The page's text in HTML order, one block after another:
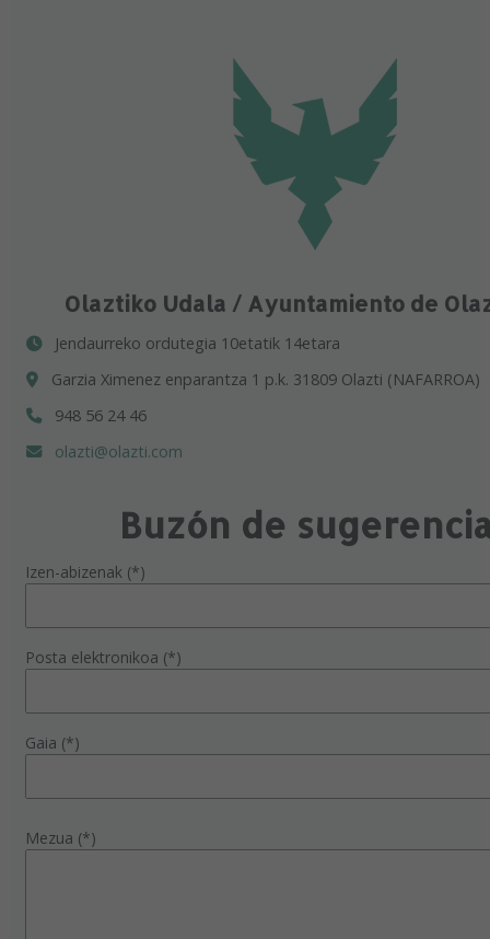
Olaztiko Udala / Ayuntamiento de
Jendaurreko ordutegia 10etatik 14etara
Garzia Ximenez enparantza 1 p.k. 31809 Olazti (NAFARROA)
948 56 24 46
olazti@olazti.com
Buzón de
Izen-abizenak (*)
Posta elektronikoa (*)
Gaia (*)
Mezua (*)